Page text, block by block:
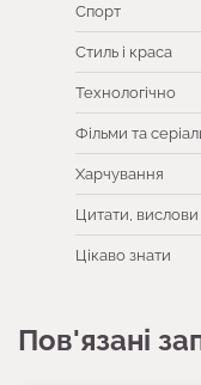
Спорт
Стиль і краса
Технологічно
Фільми та
Харчування
Цитати,
Цікаво знати
Пов'язані